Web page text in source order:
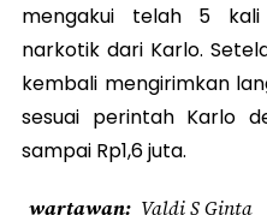
mengakui telah 5
narkotik dari Karlo.
kembali mengirimkan
sesuai perintah Karlo
sampai Rp1,6 juta.
wartawan Valdi S Ginta